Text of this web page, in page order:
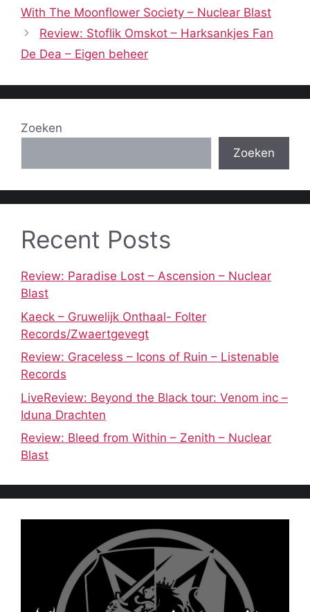
With The Moonflower Society – Nuclear Blast
Review: Stoflik Omskot – Harksankjes Fan
De Dea – Eigen beheer
Zoeken
Zoeken
Recent Posts
Review: Paradise Lost – Ascension – Nuclear
Blast
Kaeck – Gruwelijk Onthaal- Folter
Records/Zwaertgevegt
Review: Graceless – Icons of Ruin – Listenable
Records
LiveReview: Beyond the Black tour: Venom inc –
Iduna Drachten
Review: Bleed from Within – Zenith – Nuclear
Blast